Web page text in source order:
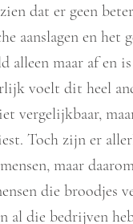
dat er geen
aanslagen en het
alleen maar af en
voelt dit heel
vergelijkbaar,
Toch zijn er
maar
die broodjes
al die bedrijven